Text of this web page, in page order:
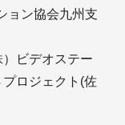
ョン協会九州支
）ビデオステー
ロジェクト(佐